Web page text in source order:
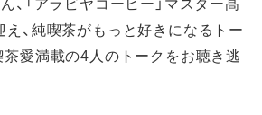
、純喫茶がもっと好きになるトー
茶愛満載の4人のトークをお聴き逃